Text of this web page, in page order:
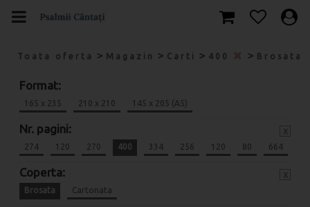
Toata oferta > Magazin > Carti > 400 > Brosata
Format:
165 x 235 210 x 210 145 x 205 (A5)
Nr. pagini:
274 120 270 400 334 256 120 80 664
Coperta:
Brosata Cartonata